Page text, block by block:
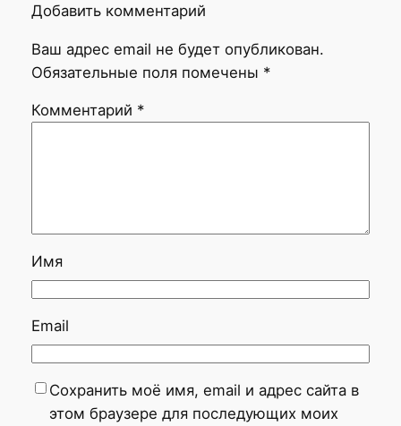
Добавить комментарий
Ваш адрес email не будет опубликован.
Обязательные поля помечены *
Комментарий *
Имя
Email
Сохранить моё имя, email и адрес сайта в
этом браузере для последующих моих